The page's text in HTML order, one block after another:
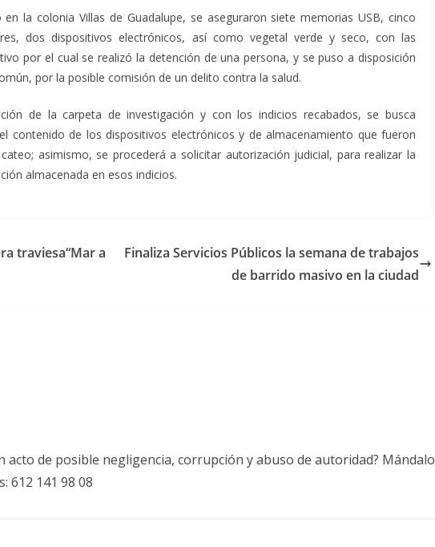
la colonia Villas de Guadalupe, se aseguraron siete memorias USB, cinco
dos dispositivos electrónicos, así como vegetal verde y seco, con las
por el cual se realizó la detención de una persona, y se puso a disposición
por la posible comisión de un delito contra la salud.
de la carpeta de investigación y con los indicios recabados, se busca
contenido de los dispositivos electrónicos y de almacenamiento que fueron
asimismo, se procederá a solicitar autorización judicial, para realizar la
almacenada en esos indicios.
traviesa“Mar a
Finaliza Servicios Públicos la semana de trabajos
de barrido masivo en la ciudad
acto de posible negligencia, corrupción y abuso de autoridad? Mándalo
612 141 98 08